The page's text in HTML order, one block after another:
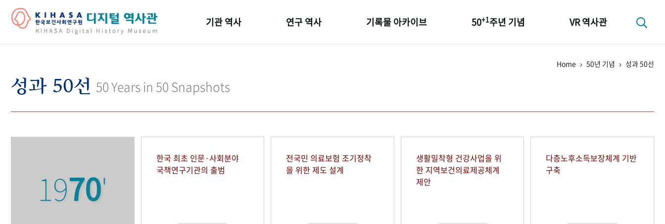
기관 역사
기관 변천사
연구 역사 기록물 아카이브 50+1주년 기념 VR 역사관
Home 50년 기념 성과 50선
성과 50선 50 Years in 50 Snapshots
1970'
한국 최초 인문·사회분야
국책연구기관의 출범
전국민 의료보험 조기정착
을 위한 제도 설계
생활밀착형 건강사업을 위
한 지역보건의료제공체계
제안
다층노후소득보장체계 기반
구축